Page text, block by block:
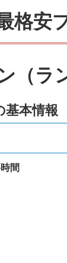
格安
（ラ
基本情報
間